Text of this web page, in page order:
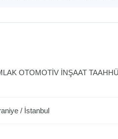
OTOMOTİV İNŞAAT
/ İstanbul